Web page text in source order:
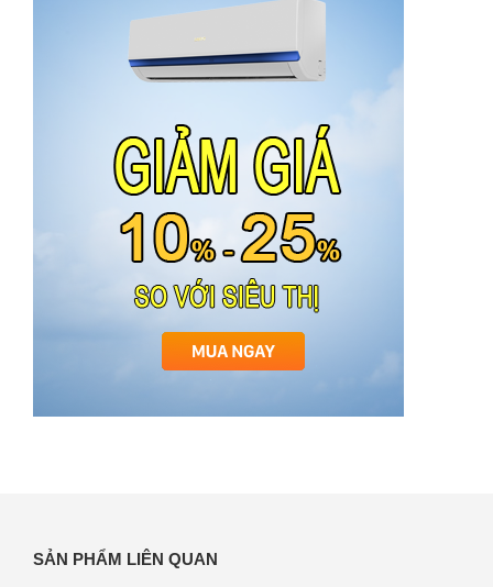
SẢN PHẨM LIÊN QUAN